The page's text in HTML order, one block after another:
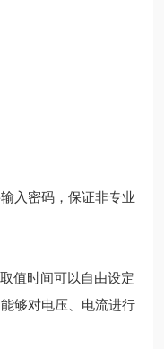
入密码，保证非专业
值时间可以自由设定
够对电压、电流进行